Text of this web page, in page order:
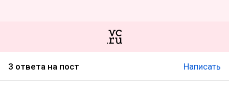
3 ответа на пост Написать